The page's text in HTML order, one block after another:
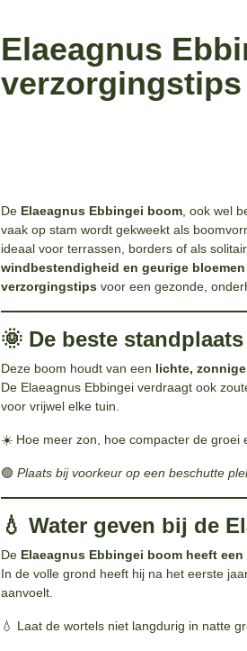
Elaeagnus
verzorgingstips
De Elaeagnus Ebbingei boom, ook wel
vaak op stam wordt gekweekt als
ideaal voor terrassen, borders of als
windbestendigheid en geurige bloemen
verzorgingstipsvoor een gezonde,
🌞 De beste
Deze boom houdt van een lichte,
De Elaeagnus Ebbingei verdraagt ook
voor vrijwel elke tuin.
☀️ Hoe meer zon, hoe compacter de groei
🟢 Plaats bij voorkeur op een beschutte
💧 Water geven bij de
De Elaeagnus Ebbingei boom heeft
In de volle grond heeft hij na het eerste
aanvoelt.
💧 Laat de wortels niet langdurig in natte